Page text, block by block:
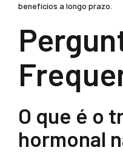
benefícios a longo prazo.
O que é o
hormonal